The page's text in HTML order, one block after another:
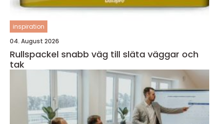
inspiration
04. August 2026
Rullspackel snabb väg till släta väggar och
tak